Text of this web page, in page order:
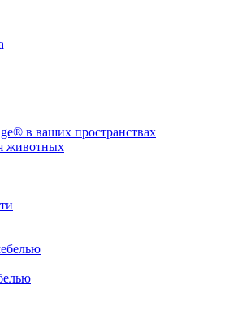
в ваших пространствах
животных